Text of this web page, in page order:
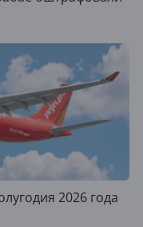
2026 года